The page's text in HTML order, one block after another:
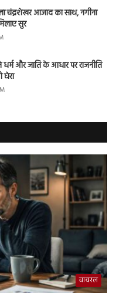
चंद्रशेखर आजाद का साथ, नगीना
सुर
और जाति के आधार पर राजनीति
घेरा
वायरल